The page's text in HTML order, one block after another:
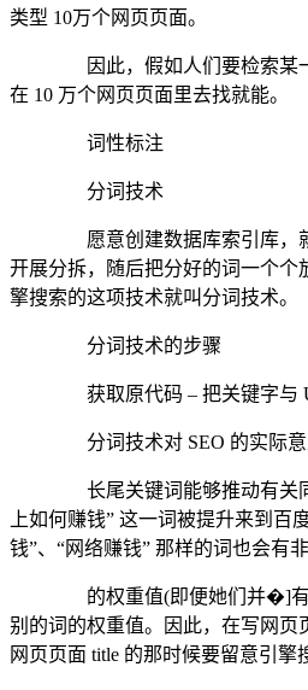
类型 10万个网页页面。
因此，假如人们要检索某
在 10 万个网页页面里去找就能。
词性标注
分词技术
愿意创建数据库索引库，
开展分拆，随后把分好的词一个个
擎搜索的这项技术就叫分词技术。
分词技术的步骤
获取原代码 – 把关键字与
分词技术对 SEO 的实际意
长尾关键词能够推动有关
上如何赚钱” 这一词被提升来到
钱”、“网络赚钱” 那样的词也会有
的权重值(即便她们并�]有
别的词的权重值。因此，在写网
网页页面 title 的那时候要留意引擎